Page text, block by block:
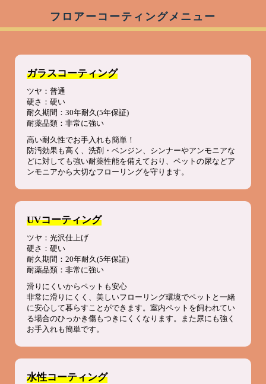
フロアーコーティングメニュー
ガラスコーティング
ツヤ：普通
硬さ：硬い
耐久期間：30年耐久(5年保証)
耐薬品類：非常に強い
高い耐久性でお手入れも簡単！
防汚効果も高く、洗剤・ベンジン、シンナーやアンモニアな
どに対しても強い耐薬性能を備えており、ペットの尿などア
ンモニアから大切なフローリングを守ります。
UVコーティング
ツヤ：光沢仕上げ
硬さ：硬い
耐久期間：20年耐久(5年保証)
耐薬品類：非常に強い
滑りにくいからペットも安心
非常に滑りにくく、美しいフローリング環境でペットと一緒
に安心して暮らすことができます。室内ペットを飼われてい
る場合のひっかき傷もつきにくくなります。また尿にも強く
お手入れも簡単です。
水性コーティング